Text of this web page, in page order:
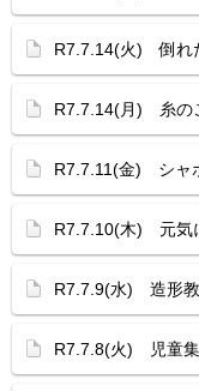
R7.7.14(火) 倒れ
R7.7.14(月) 糸の
R7.7.11(金) シャ
R7.7.10(木) 元気
R7.7.9(水) 造形
R7.7.8(火) 児童集